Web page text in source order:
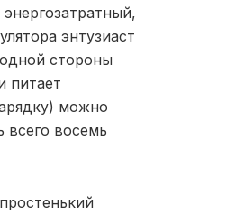
энтузиаст
стороны
питает
можно
всего восемь